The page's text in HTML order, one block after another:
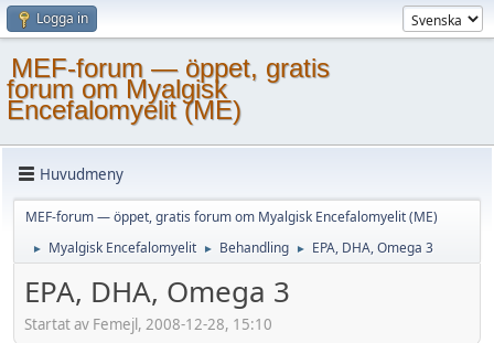
Logga in
MEF-forum — öppet, gratis
forum om Myalgisk
Encefalomyelit (ME)
Huvudmeny
MEF-forum — öppet, gratis forum om Myalgisk Encefalomyelit (ME)
► Myalgisk Encefalomyelit ► Behandling ► EPA, DHA, Omega 3
EPA, DHA, Omega 3
Startat av Femejl, 2008-12-28, 15:10